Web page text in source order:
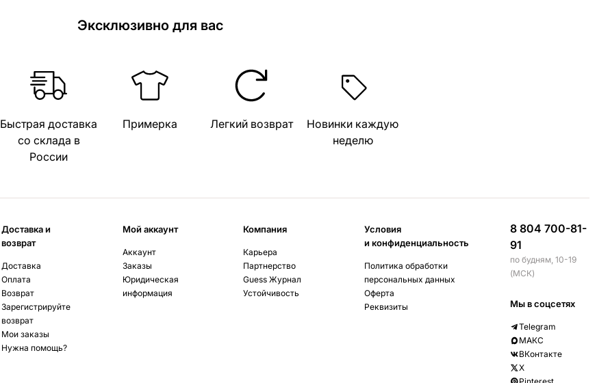
Эксклюзивно для вас
Быстрая доставка
со склада в
России
Примерка Легкий возврат
Новинки каждую
неделю
Доставка и
возврат
Доставка
Оплата
Возврат
Зарегистрируйте
возврат
Мои заказы
Нужна помощь?
Мой аккаунт
Аккаунт
Заказы
Юридическая
информация
Компания
Карьера
Партнерство
Guess Журнал
Устойчивость
Условия
и конфиденциальность
Политика обработки
персональных данных
Оферта
Реквизиты
8 804 700-81-
91
по будням, 10-19
(МСК)
Мы в соцсетях
Telegram
МАКС
ВКонтакте
X